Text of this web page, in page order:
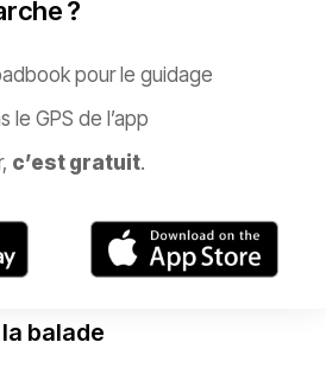
?
pour le guidage
le GPS de l’app
c’est gratuit.
balade